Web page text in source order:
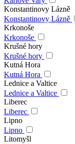
Konstantinovy Lázně
Konstantinovy Lázně
Krkonoše
Krkonoše
Krušné hory
Krušné hory
Kutná Hora
Kutná Hora
Lednice a Valtice
Lednice a Valtice
Liberec
Liberec
Lipno
Lipno
Litomyšl